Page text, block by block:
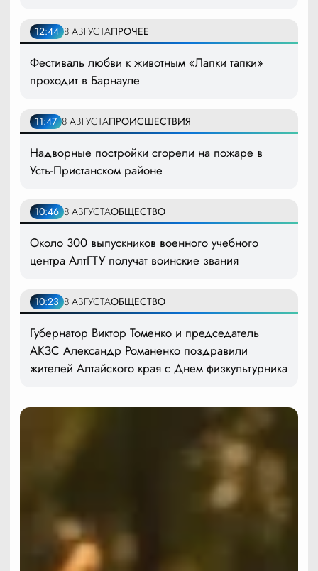
12:44 8 АВГУСТАПРОЧЕЕ
Фестиваль любви к животным «Лапки тапки»
проходит в Барнауле
11:47 8 АВГУСТАПРОИСШЕСТВИЯ
Надворные постройки сгорели на пожаре в
Усть-Пристанском районе
10:46 8 АВГУСТАОБЩЕСТВО
Около 300 выпускников военного учебного
центра АлтГТУ получат воинские звания
10:23 8 АВГУСТАОБЩЕСТВО
Губернатор Виктор Томенко и председатель
АКЗС Александр Романенко поздравили
жителей Алтайского края с Днем физкультурника